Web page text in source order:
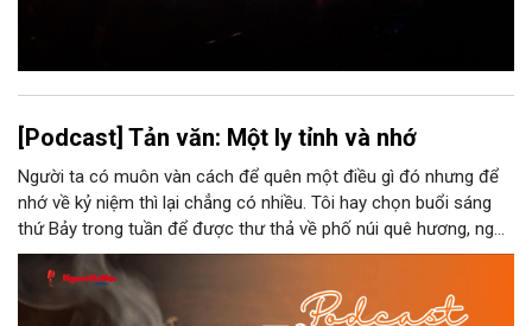
[Podcast] Tản văn: Một ly tỉnh và nhớ
Người ta có muôn vàn cách để quên một điều gì đó nhưng để
nhớ về kỷ niệm thì lại chẳng có nhiều. Tôi hay chọn buổi sáng
thứ Bảy trong tuần để được thư thả về phố núi quê hương, ngồi
đợi giọt đắng của đất đai, mưa nắng điểm từng nhịp xuống
chiếc ly sứ như đợi thời gian mở cánh cửa diệu kì của mình.